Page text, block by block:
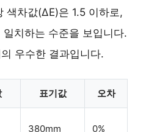
색차값(ΔE)은 1.5 이하로,
치하는 수준을 보입니다.
의 우수한 결과입니다.
표기값 오차
380mm 0%